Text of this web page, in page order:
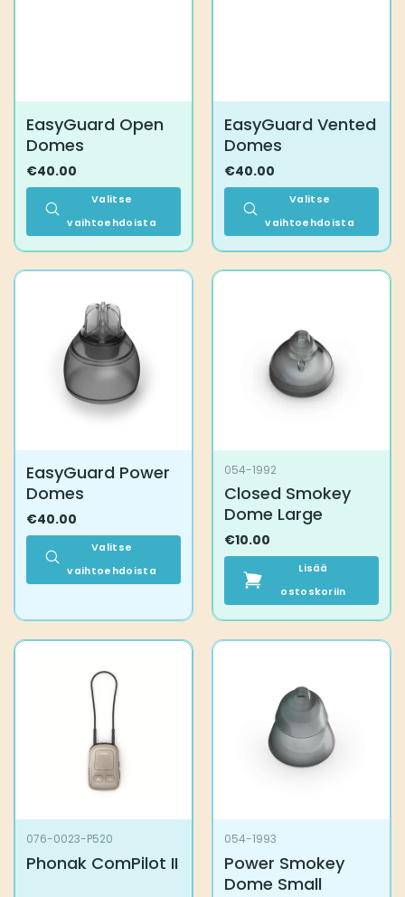
EasyGuard Open
Domes
€40.00
Valitse
vaihtoehdoista
muunnelma.
valinnat
tuotteen
EasyGuard Vented
Domes
€40.00
Valitse
vaihtoehdoista
valinnat
tuotteen
EasyGuard Power
Domes
€40.00
Valitse
vaihtoehdoista
muunnelma.
054-1992
Closed Smokey
Dome Large
€10.00
Lisää
ostoskoriin
076-0023-P520
Phonak ComPilot II
054-1993
Power Smokey
Dome Small